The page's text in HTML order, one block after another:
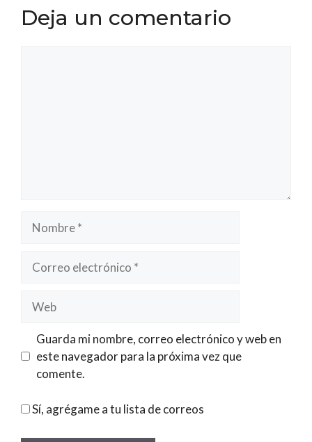
Deja un comentario
electrónico
Guarda mi nombre, correo electrónico y web en
este navegador para la próxima vez que
comente.
Sí, agrégame a tu lista de correos